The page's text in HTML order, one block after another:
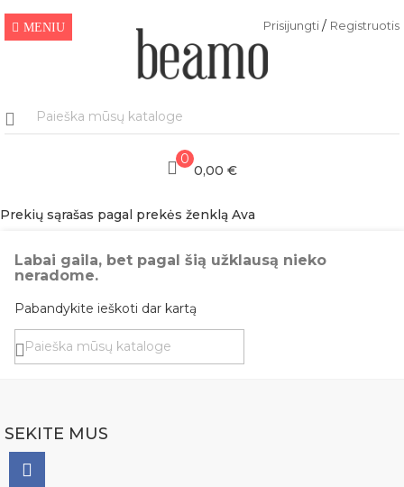
MENIU Prisijungti/ Registruotis
0
0,00 €
Prekių sąrašas pagal prekės ženklą Ava
Labai gaila, bet pagal šią užklausą nieko
neradome.
Pabandykite ieškoti dar kartą
SEKITE MUS